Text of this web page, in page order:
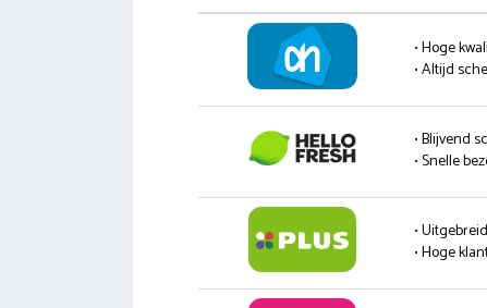
• Hoge
• Altijd
• Blijvend
• Snelle
•
• Hoge